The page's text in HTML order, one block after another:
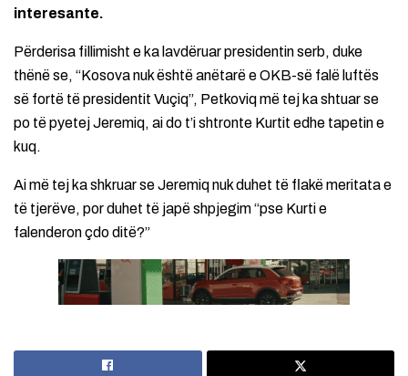
interesante.
Përderisa fillimisht e ka lavdëruar presidentin serb, duke
thënë se, “Kosova nuk është anëtarë e OKB-së falë luftës
së fortë të presidentit Vuçiq”, Petkoviq më tej ka shtuar se
po të pyetej Jeremiq, ai do t’i shtronte Kurtit edhe tapetin e
kuq.
Ai më tej ka shkruar se Jeremiq nuk duhet të flakë meritata e
të tjerëve, por duhet të japë shpjegim “pse Kurti e
falenderon çdo ditë?”